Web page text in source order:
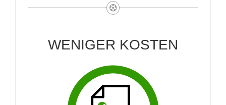
WENIGER KOSTEN